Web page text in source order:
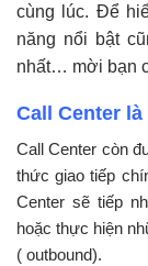
cùng lúc. Để
năng nổi bật
nhất… mời bạn
Call Center là
Call Center còn
thức giao tiếp
Center sẽ tiếp
hoặc thực hiện
( outbound).